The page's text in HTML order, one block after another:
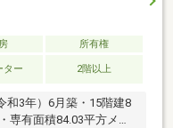
良いファミリークローゼ
ョン設計・施工●不在時
有り●設計住宅性能評
（新築時）●ペット飼
所有権
ター 2階以上
3年）6月築・15階建8
専有面積84.03平方メー